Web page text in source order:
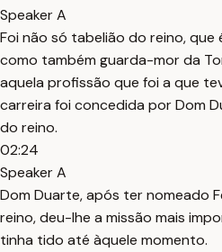
Speaker A
Foi não só tabelião do reino,
como também guarda-mor da
aquela profissão que foi a que
carreira foi concedida por Dom
do reino.
02:24
Speaker A
Dom Duarte, após ter nomeado
reino, deu-lhe a missão mais
tinha tido até àquele momento.